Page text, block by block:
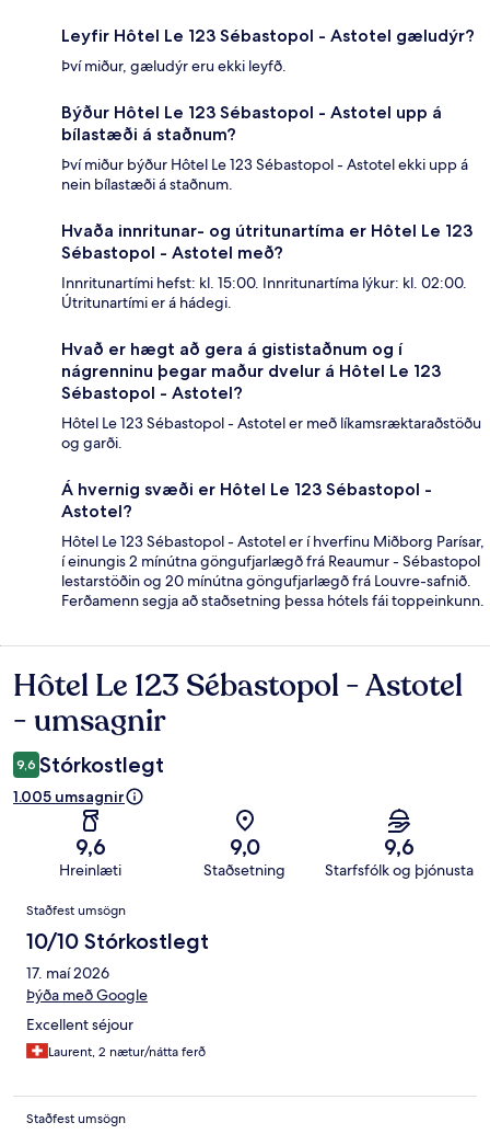
Leyfir Hôtel Le 123 Sébastopol - Astotel gæludýr?
Því miður, gæludýr eru ekki leyfð.
Býður Hôtel Le 123 Sébastopol - Astotel upp á
bílastæði á staðnum?
Því miður býður Hôtel Le 123 Sébastopol - Astotel ekki upp á
nein bílastæði á staðnum.
Hvaða innritunar- og útritunartíma er Hôtel Le 123
Sébastopol - Astotel með?
Innritunartími hefst: kl. 15:00. Innritunartíma lýkur: kl. 02:00.
Útritunartími er á hádegi.
Hvað er hægt að gera á gististaðnum og í
nágrenninu þegar maður dvelur á Hôtel Le 123
Sébastopol - Astotel?
Hôtel Le 123 Sébastopol - Astotel er með líkamsræktaraðstöðu
og garði.
Á hvernig svæði er Hôtel Le 123 Sébastopol -
Astotel?
Hôtel Le 123 Sébastopol - Astotel er í hverfinu Miðborg Parísar,
í einungis 2 mínútna göngufjarlægð frá Reaumur - Sébastopol
lestarstöðin og 20 mínútna göngufjarlægð frá Louvre-safnið.
Ferðamenn segja að staðsetning þessa hótels fái toppeinkunn.
Umsagnir
Hôtel Le 123 Sébastopol - Astotel
- umsagnir
9,6 Stórkostlegt
1.005 umsagnir
9,6
Hreinlæti
9,0
Staðsetning
9,6
Starfsfólk og þjónusta
Umsagnir
Staðfest umsögn
10/10 Stórkostlegt
17. maí 2026
Þýða með Google
Excellent séjour
Laurent, 2 nætur/nátta ferð
Staðfest umsögn